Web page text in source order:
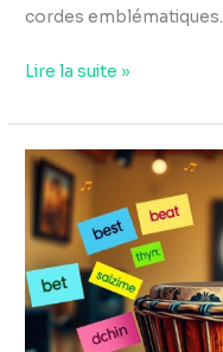
cordes emblématiques.
Lire la suite »
Le
djembé
en
anglais
:
vocabulaire
utile